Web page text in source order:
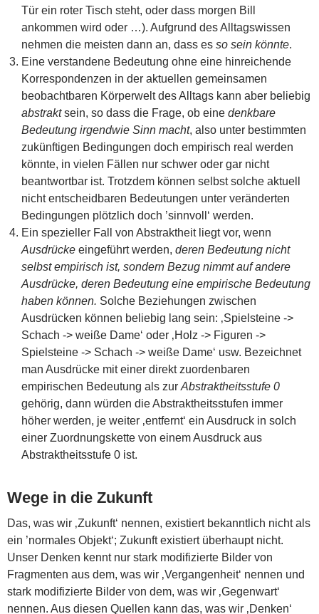
Tür ein roter Tisch steht, oder dass morgen Bill
ankommen wird oder …). Aufgrund des Alltagswissen
nehmen die meisten dann an, dass es so sein könnte.
Eine verstandene Bedeutung ohne eine hinreichende
Korrespondenzen in der aktuellen gemeinsamen
beobachtbaren Körperwelt des Alltags kann aber beliebig
abstraktsein, so dass die Frage, ob eine denkbare
Bedeutung irgendwie Sinn macht, also unter bestimmten
zukünftigen Bedingungen doch empirisch real werden
könnte, in vielen Fällen nur schwer oder gar nicht
beantwortbar ist. Trotzdem können selbst solche aktuell
nicht entscheidbaren Bedeutungen unter veränderten
Bedingungen plötzlich doch ’sinnvoll‘ werden.
Ein spezieller Fall von Abstraktheit liegt vor, wenn
Ausdrücke eingeführt werden, deren Bedeutung nicht
selbst empirisch ist, sondern Bezug nimmt auf andere
Ausdrücke, deren Bedeutung eine empirische Bedeutung
haben können. Solche Beziehungen zwischen
Ausdrücken können beliebig lang sein: ‚Spielsteine ->
Schach -> weiße Dame‘ oder ‚Holz -> Figuren ->
Spielsteine -> Schach -> weiße Dame‘ usw. Bezeichnet
man Ausdrücke mit einer direkt zuordenbaren
empirischen Bedeutung als zur Abstraktheitsstufe 0
gehörig, dann würden die Abstraktheitsstufen immer
höher werden, je weiter ‚entfernt‘ ein Ausdruck in solch
einer Zuordnungskette von einem Ausdruck aus
Abstraktheitsstufe 0 ist.
Wege in die Zukunft
Das, was wir ‚Zukunft‘ nennen, existiert bekanntlich nicht als
ein ’normales Objekt‘; Zukunft existiert überhaupt nicht.
Unser Denken kennt nur stark modifizierte Bilder von
Fragmenten aus dem, was wir ‚Vergangenheit‘ nennen und
stark modifizierte Bilder von dem, was wir ‚Gegenwart‘
nennen. Aus diesen Quellen kann das, was wir ‚Denken‘